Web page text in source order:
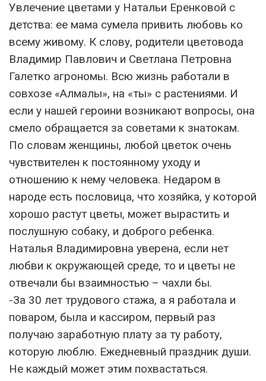
Увлечение цветами у Натальи Еренковой с
детства: ее мама сумела привить любовь ко
всему живому. К слову, родители цветовода
Владимир Павлович и Светлана Петровна
Галетко агрономы. Всю жизнь работали в
совхозе «Алмалы», на «ты» с растениями. И
если у нашей героини возникают вопросы, она
смело обращается за советами к знатокам.
По словам женщины, любой цветок очень
чувствителен к постоянному уходу и
отношению к нему человека. Недаром в
народе есть пословица, что хозяйка, у которой
хорошо растут цветы, может вырастить и
послушную собаку, и доброго ребенка.
Наталья Владимировна уверена, если нет
любви к окружающей среде, то и цветы не
отвечали бы взаимностью – чахли бы.
-За 30 лет трудового стажа, а я работала и
поваром, была и кассиром, первый раз
получаю заработную плату за ту работу,
которую люблю. Ежедневный праздник души.
Не каждый может этим похвастаться.